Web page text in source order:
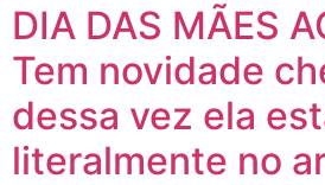
DIA DAS MÃES
Tem novidade
dessa vez ela
literalmente no